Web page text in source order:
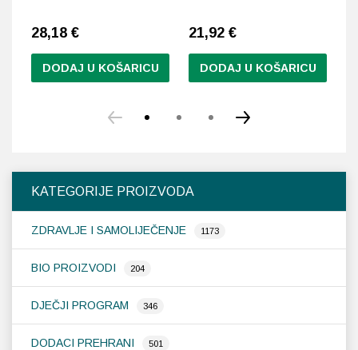
KATEGORIJE PROIZVODA
ZDRAVLJE I SAMOLIJEČENJE 1173
BIO PROIZVODI 204
DJEČJI PROGRAM 346
DODACI PREHRANI 501
28,18 €
DODAJ U KOŠARICU
21,92 €
DODAJ U KOŠARICU
na